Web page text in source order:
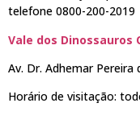
telefone 0800-200-2019
Vale dos Dinossauros
Av. Dr. Adhemar Pereira
Horário de visitação: